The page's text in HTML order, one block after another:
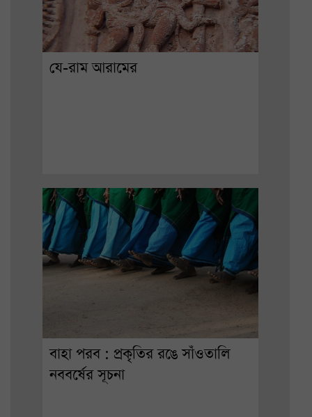
যে-রাম আরামের
বাহা পরব : প্রকৃতির রঙে সাঁওতালি
নববর্ষের সূচনা